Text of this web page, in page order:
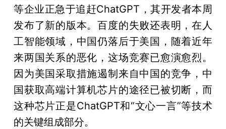
等企业正急于追赶ChatGPT，其开发者本周
发布了新的版本。百度的失败还表明，在人
工智能领域，中国仍落后于美国，随着近年
来两国关系的恶化，这场竞赛已愈演愈烈。
因为美国采取措施遏制来自中国的竞争，中
国获取高端计算机芯片的途径已被切断，而
这种芯片正是ChatGPT和“文心一言”等技术
的关键组成部分。